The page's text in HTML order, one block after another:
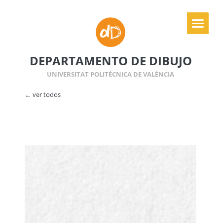
DEPARTAMENTO DE DIBUJO
UNIVERSITAT POLITÉCNICA DE VALÉNCIA
← ver todos